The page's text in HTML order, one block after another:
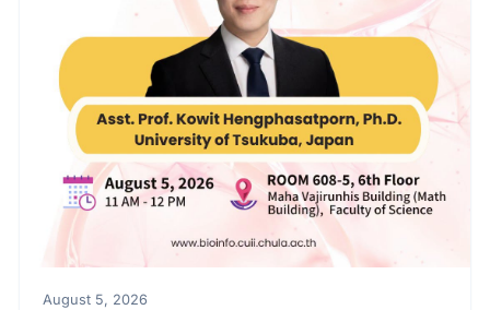
experts, and faculty members, this special panel
discussion is part of the Networking and Bonding
Activity 2026. . 📅 Date: 19 August 2026 🕙 Time:
10:00 AM – 3:00 PM 📍 Venue: Multipurpose Room 1,
Tab Building, Faculty of Science, Chulalongkorn
University We look forward to seeing you there!
August 5, 2026